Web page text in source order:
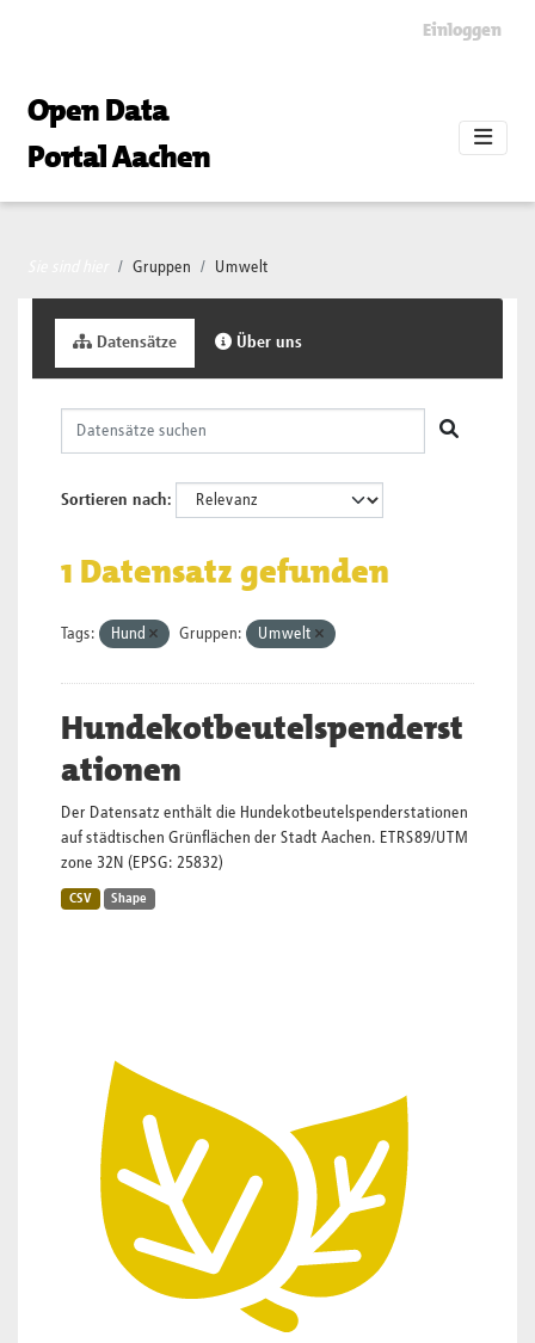
Einloggen
Open Data
Portal Aachen
Gruppen Umwelt
Datensätze Über uns
Sortieren nach
1 Datensatz gefunden
Tags: Hund Gruppen: Umwelt
Hundekotbeutelspenderst
ationen
Der Datensatz enthält die Hundekotbeutelspenderstationen
auf städtischen Grünflächen der Stadt Aachen. ETRS89/UTM
zone 32N (EPSG: 25832)
CSV Shape